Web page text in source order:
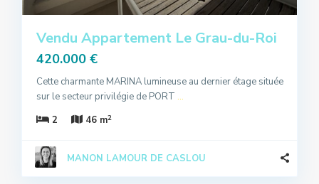
Vendu Appartement Le Grau-du-Roi
420.000 €
Cette charmante MARINA lumineuse au dernier étage située
sur le secteur privilégie de PORT ...
2
46 m2
MANON LAMOUR DE CASLOU